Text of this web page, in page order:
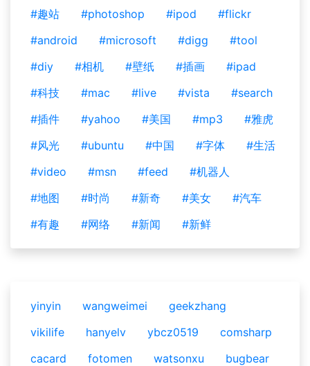
#趣站
#photoshop #ipod
#flickr
#android
#microsoft #digg
#tool
#diy
#相机 #壁纸 #插画
#ipad
#科技
#mac #live #vista
#search
#插件
#yahoo #美国 #mp3
#雅虎
#风光
#ubuntu #中国 #字体
#生活
#video
#msn #feed
#机器人
#地图
#时尚 #新奇 #美女
#汽车
#有趣
#网络 #新闻 #新鲜
yinyin wangweimei
geekzhang
vikilife
hanyelv ybcz0519
comsharp
cacard
fotomen watsonxu
bugbear